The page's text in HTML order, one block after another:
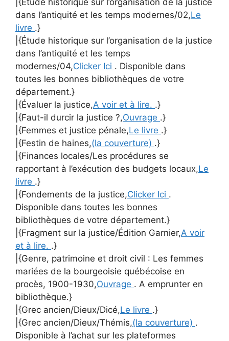
dans l’antiquité et les temps modernes/02,Le
livre .}
|{Étude historique sur l’organisation de la justice
dans l’antiquité et les temps
modernes/04,Clicker Ici . Disponible dans
toutes les bonnes bibliothèques de votre
département.}
|{Évaluer la justice,A voir et à lire. .}
|{Faut-il durcir la justice ?,Ouvrage .}
|{Femmes et justice pénale,Le livre .}
|{Festin de haines,(la couverture) .}
|{Finances locales/Les procédures se
rapportant à l’exécution des budgets locaux,Le
livre .}
|{Fondements de la justice,Clicker Ici .
Disponible dans toutes les bonnes
bibliothèques de votre département.}
|{Fragment sur la justice/Édition Garnier,A voir
et à lire. .}
|{Genre, patrimoine et droit civil : Les femmes
mariées de la bourgeoisie québécoise en
procès, 1900-1930,Ouvrage . A emprunter en
bibliothèque.}
|{Grec ancien/Dieux/Dicé,Le livre .}
|{Grec ancien/Dieux/Thémis,(la couverture) .
Disponible à l’achat sur les plateformes